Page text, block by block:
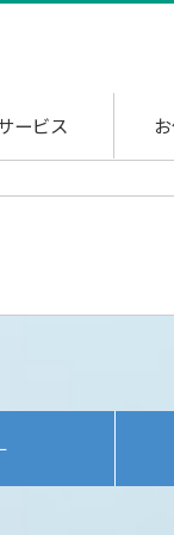
ービス